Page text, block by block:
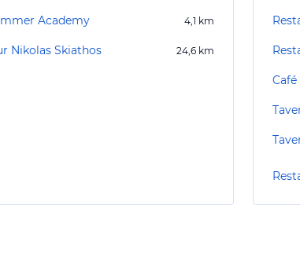
Academy 4,1 km
Nikolas Skiathos 24,6 km
Café